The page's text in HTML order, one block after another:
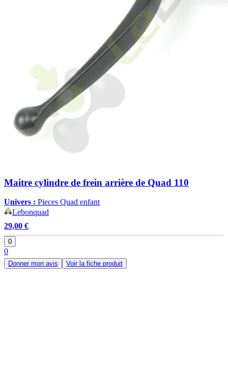
Maitre cylindre de frein arrière de Quad 110
Univers : Pieces Quad enfant
Lebonquad
29,00 €
0
0
Donner mon avis Voir la fiche produit